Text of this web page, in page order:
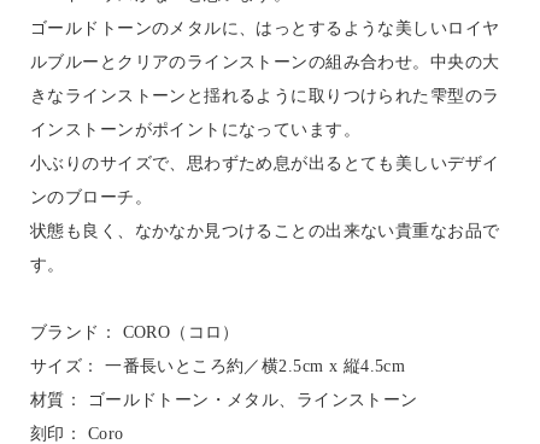
ゴールドトーンのメタルに、はっとするような美しいロイヤ
ルブルーとクリアのラインストーンの組み合わせ。中央の大
きなラインストーンと揺れるように取りつけられた雫型のラ
インストーンがポイントになっています。
小ぶりのサイズで、思わずため息が出るとても美しいデザイ
ンのブローチ。
状態も良く、なかなか見つけることの出来ない貴重なお品で
す。
ブランド： CORO（コロ）
サイズ： 一番長いところ約／横2.5cm x 縦4.5cm
材質： ゴールドトーン・メタル、ラインストーン
刻印： Coro